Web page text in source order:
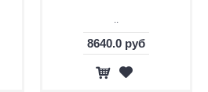
8640.0 руб